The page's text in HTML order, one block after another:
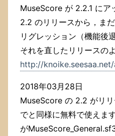
MuseScore が 2.2.1 にア
2.2 のリリースから，ま
リグレッション（機能後
それを直したリリースの
http://
2018年03月28日
MuseScore の 2.2 がリ
でと同様に無料で使えま
が